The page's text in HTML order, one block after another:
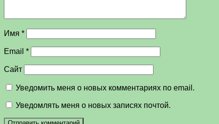
Имя *
Email *
Сайт
Уведомить меня о новых комментариях по email.
Уведомлять меня о новых записях почтой.